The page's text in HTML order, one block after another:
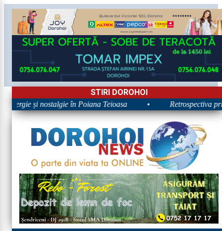
STIRI DOROHOI
și nostalgie în Poiana Teioasa Retrospectiva